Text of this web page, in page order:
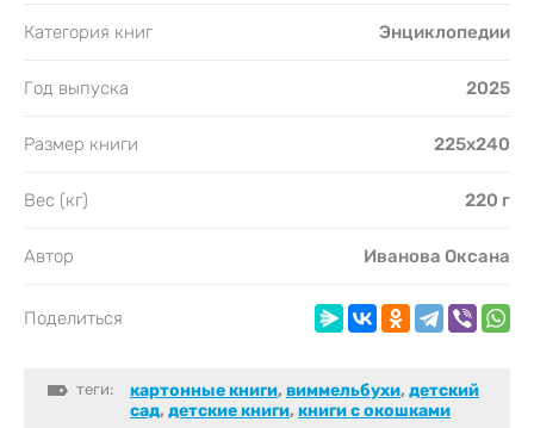
Категория книг Энциклопедии
Год выпуска 2025
Размер книги 225х240
Вес (кг) 220 г
Автор Иванова Оксана
Поделиться
теги: картонные книги, виммельбухи, детский
сад, детские книги, книги с окошками